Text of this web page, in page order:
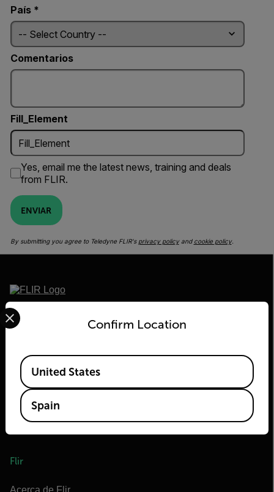
País *
Comentarios
Fill_Element
Yes, email me the latest news, training and deals
from FLIR.
ENVIAR
By submitting you agree to Teledyne FLIR's privacy policyand cookie policy.
2026 © Flir Todos los derechos reservados.
Flir
Acerca de Flir
Confirm Location
Select your preferred country and language from the
Available Locations
United States
Spain